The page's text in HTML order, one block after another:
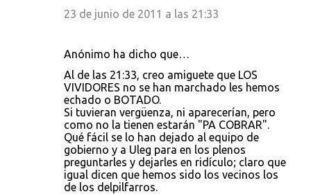
23 de junio de 2011 a las 21:33
Anónimo ha dicho que…
Al de las 21:33, creo amiguete que LOS
VIVIDORES no se han marchado les hemos
echado o BOTADO.
Si tuvieran vergüenza, ni aparecerían, pero
como no la tienen estarán "PA COBRAR".
Qué fácil se lo han dejado al equipo de
gobierno y a Uleg para en los plenos
preguntarles y dejarles en ridículo; claro que
igual dicen que hemos sido los vecinos los
de los delpilfarros.